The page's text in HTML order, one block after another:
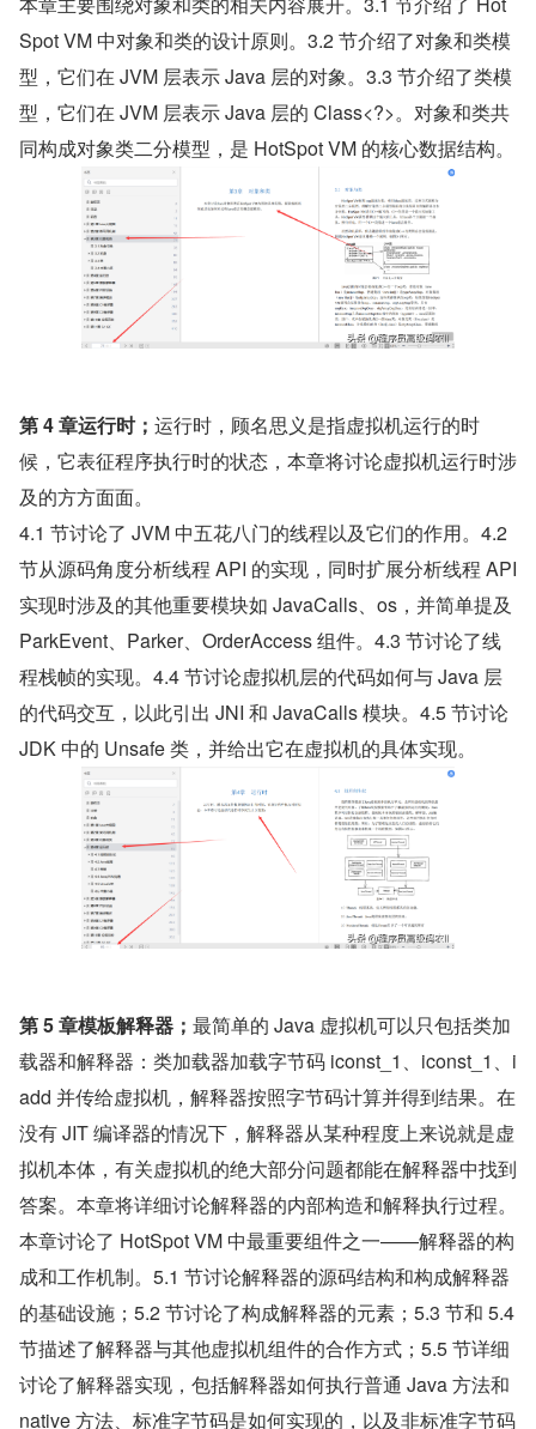
Spot VM 中对象和类的设计原则。3.2 节介绍了对象和类模
型，它们在 JVM 层表示 Java 层的对象。3.3 节介绍了类模
型，它们在 JVM 层表示 Java 层的 Class<?>。对象和类共
同构成对象类二分模型，是 HotSpot VM 的核心数据结构。
第 4 章运行时； 运行时，顾名思义是指虚拟机运行的时
候，它表征程序执行时的状态，本章将讨论虚拟机运行时涉
及的方方面面。
4.1 节讨论了 JVM 中五花八门的线程以及它们的作用。4.2
节从源码角度分析线程 API 的实现，同时扩展分析线程 API
实现时涉及的其他重要模块如 JavaCalls、os，并简单提及
ParkEvent、Parker、OrderAccess 组件。4.3 节讨论了线
程栈帧的实现。4.4 节讨论虚拟机层的代码如何与 Java 层
的代码交互，以此引出 JNI 和 JavaCalls 模块。4.5 节讨论
JDK 中的 Unsafe 类，并给出它在虚拟机的具体实现。
第 5 章模板解释器； 最简单的 Java 虚拟机可以只包括类加
载器和解释器：类加载器加载字节码 iconst_1、iconst_1、i
add 并传给虚拟机，解释器按照字节码计算并得到结果。在
没有 JIT 编译器的情况下，解释器从某种程度上来说就是虚
拟机本体，有关虚拟机的绝大部分问题都能在解释器中找到
答案。本章将详细讨论解释器的内部构造和解释执行过程。
本章讨论了 HotSpot VM 中最重要组件之一——解释器的构
成和工作机制。5.1 节讨论解释器的源码结构和构成解释器
的基础设施；5.2 节讨论了构成解释器的元素；5.3 节和 5.4
节描述了解释器与其他虚拟机组件的合作方式；5.5 节详细
讨论了解释器实现，包括解释器如何执行普通 Java 方法和
native 方法、标准字节码是如何实现的，以及非标准字节码